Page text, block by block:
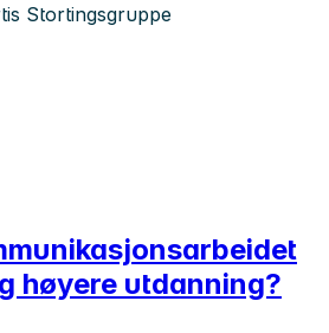
Stortingsgruppe
høyere utdanning?